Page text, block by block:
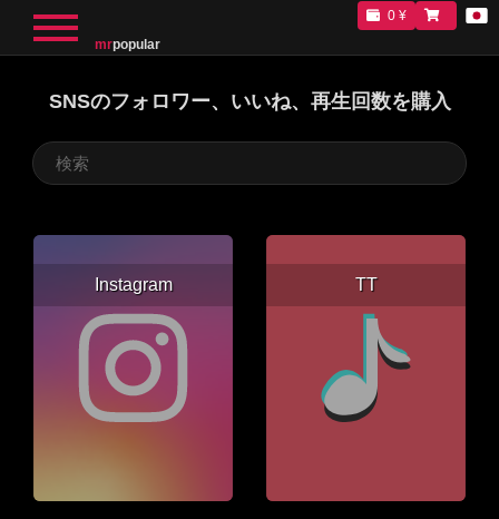
mrpopular
0 ¥
SNSのフォロワー、いいね、再生回数を購入
Instagram TT